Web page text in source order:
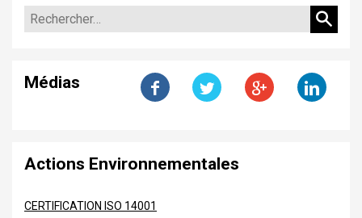
PARTENAIRES
Médias
Actions Environnementales
CERTIFICATION ISO 14001